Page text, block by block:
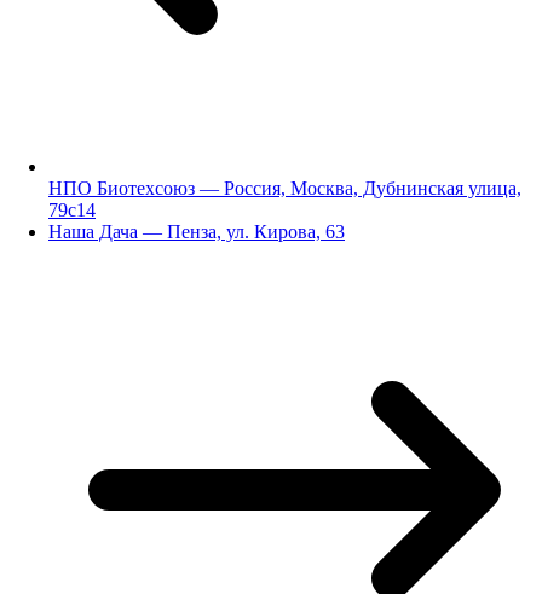
НПО Биотехсоюз — Россия, Москва, Дубнинская улица,
79с14
Наша Дача — Пенза, ул. Кирова, 63